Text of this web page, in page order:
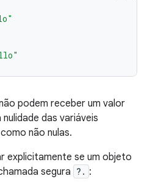
podem receber um valor
das variáveis
não nulas.
explicitamente se um objeto
segura ?. :